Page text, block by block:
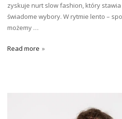
zyskuje nurt slow fashion, który
świadome wybory. W rytmie lento –
możemy …
Read more